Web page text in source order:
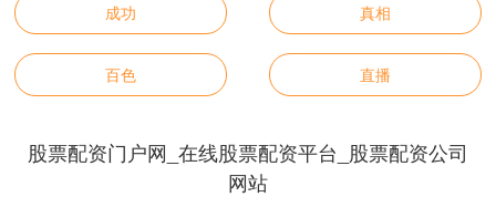
成功 真相
百色 直播
股票配资门户网_在线股票配资平台_股票配资公司
网站